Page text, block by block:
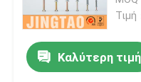
Τιμή
Καλύτερη τιμή